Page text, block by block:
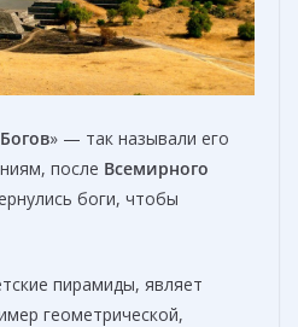
» — так называли его
после Всемирного
боги, чтобы
пирамиды, являет
геометрической,